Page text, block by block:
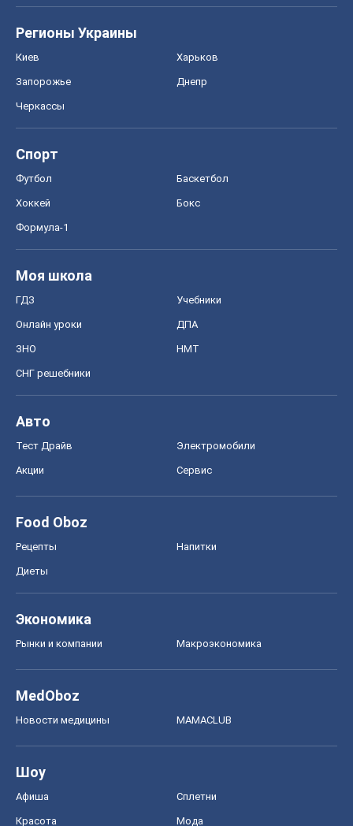
Регионы Украины
Киев Харьков
Запорожье Днепр
Черкассы
Спорт
Футбол Баскетбол
Хоккей Бокс
Формула-1
Моя школа
ГДЗ Учебники
Онлайн уроки ДПА
ЗНО НМТ
СНГ решебники
Авто
Тест Драйв Электромобили
Акции Сервис
Food Oboz
Рецепты Напитки
Диеты
Экономика
Рынки и компании Mакроэкономика
MedOboz
Новости медицины MAMACLUB
Шоу
Афиша Сплетни
Красота Мода